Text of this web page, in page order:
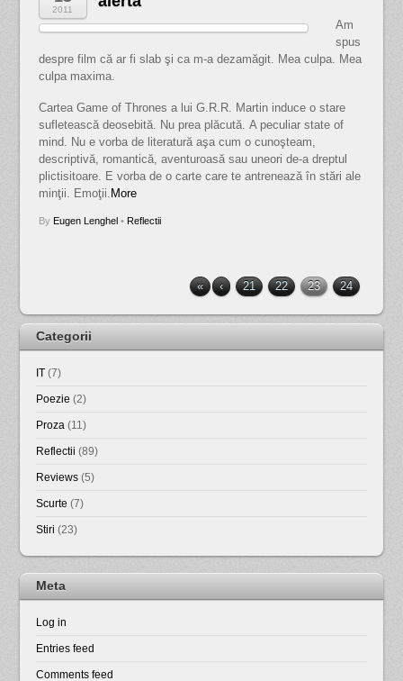
2011
Am
spus
despre film că ar fi slab şi ca m-a dezamăgit. Mea culpa. Mea
culpa maxima.
Cartea Game of Thrones a lui G.R.R. Martin induce o stare
sufletească deosebită. Nu prea plăcută. A peculiar state of
mind. Nu e vorba de literatură aşa cum o cunoşteam,
descriptivă, romantică, aventuroasă sau uneori de-a dreptul
plictisitoare. E vorba de o carte care te antrenează în stări ale
minţii. Emoţii. More
By Eugen Lenghel• Reflectii
« ‹ 21 22 23 24
Categorii
IT (7)
Poezie (2)
Proza (11)
Reflectii (89)
Reviews (5)
Scurte (7)
Stiri (23)
Meta
Log in
Entries feed
Comments feed